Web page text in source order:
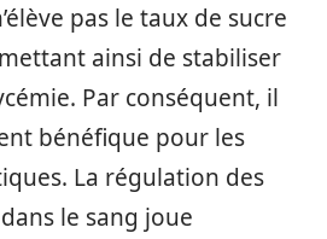
pas le taux de sucre
ainsi de stabiliser
Par conséquent, il
bénéfique pour les
La régulation des
le sang joue